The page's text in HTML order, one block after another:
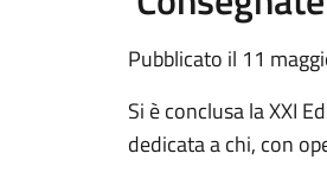
Pubblicato il 11
Si è conclusa la XXI
dedicata a chi, con